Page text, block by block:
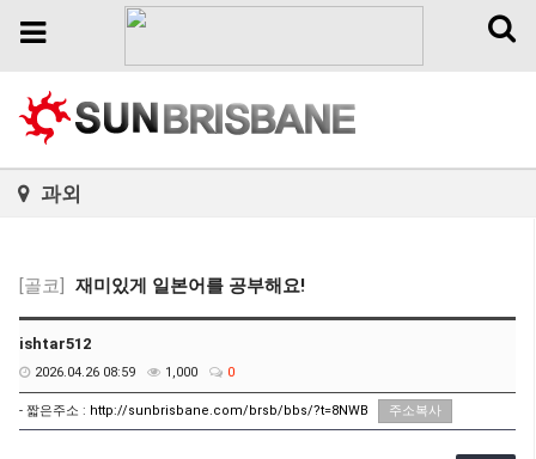
Toggle
Toggle
과외
[골코] 재미있게 일본어를 공부해요!
ishtar512
2026.04.26 08:59 1,000 0
- 짧은주소 : http://sunbrisbane.com/brsb/bbs/?t=8NWB 주소복사